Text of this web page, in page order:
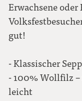
Erwachsene
gut!
- Klassischer
- 100% Wollfilz
leicht